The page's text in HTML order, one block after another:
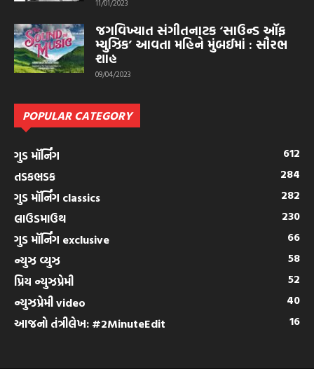
11/01/2023
જગવિખ્યાત સંગીતનાટક ‘સાઉન્ડ ઑફ
મ્યુઝિક’ આવતા મહિને મુંબઈમાં : સૌરભ
શાહ
09/04/2023
POPULAR CATEGORY
ગુડ મૉર્નિંગ
612
તડકભડક
284
ગુડ મૉર્નિંગ classics
282
લાઉડમાઉથ
230
ગુડ મૉર્નિંગ exclusive
66
ન્યુઝ વ્યુઝ
58
પ્રિય ન્યુઝપ્રેમી
52
ન્યુઝપ્રેમી video
40
આજનો તંત્રીલેખ: #2MinuteEdit
16